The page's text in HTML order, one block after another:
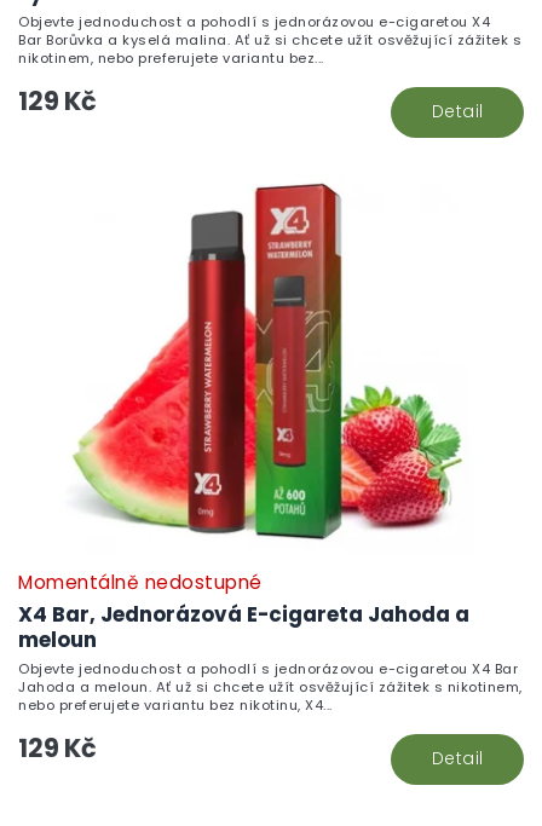
129 Kč Detail
Objevte jednoduchost a pohodlí s jednorázovou e-cigaretou X4
Bar Borůvka a kyselá malina. Ať už si chcete užít osvěžující zážitek s
nikotinem, nebo preferujete variantu bez...
X4 Bar, Jednorázová E-cigareta Jahoda a
meloun
Momentálně nedostupné
129 Kč Detail
Objevte jednoduchost a pohodlí s jednorázovou e-cigaretou X4 Bar
Jahoda a meloun. Ať už si chcete užít osvěžující zážitek s nikotinem,
nebo preferujete variantu bez nikotinu, X4...